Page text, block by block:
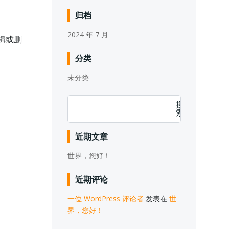
或删
归档
2024 年 7 月
分类
未分类
搜
索
近期文章
世界，您好！
近期评论
一位 WordPress 评论者 发表在 世
界，您好！